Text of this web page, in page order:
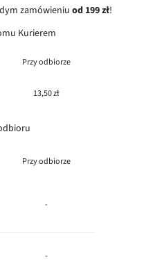
zamówieniu od 199 zł!
Kurierem
Przy odbiorze
13,50 zł
Przy odbiorze
-
-